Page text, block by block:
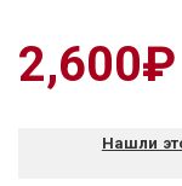
2,600₽
Нашли